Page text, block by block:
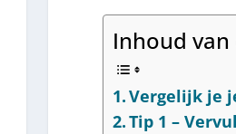
Inhoud van
Vergelijk je
Tip 1 –